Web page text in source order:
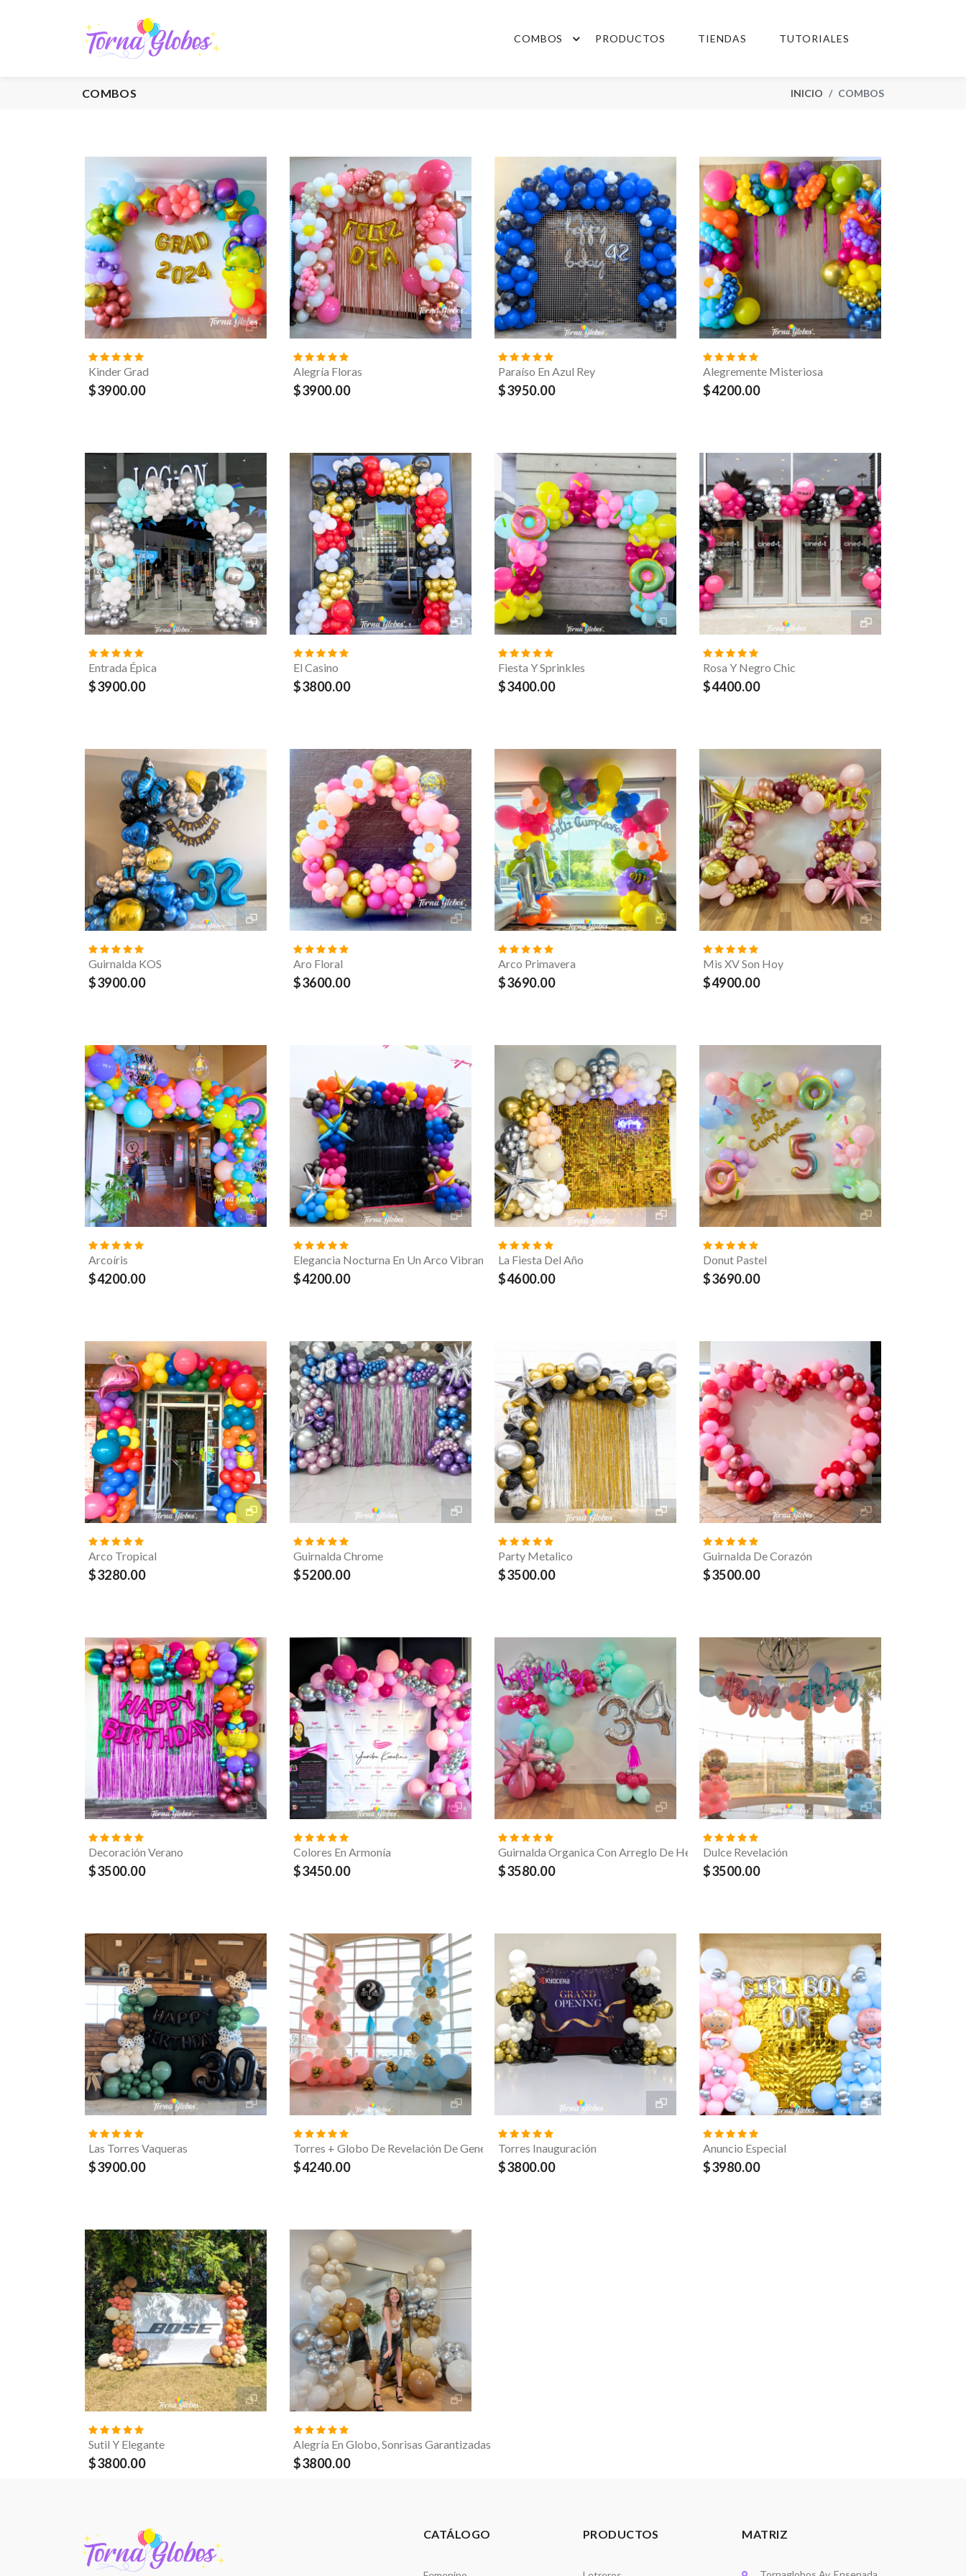
COMBOS PRODUCTOS TIENDAS TUTORIALES
COMBOS INICIO COMBOS
Kinder Grad
$3900.00
Alegría Floras
$3900.00
Paraíso En Azul Rey
$3950.00
Alegremente Misteriosa
$4200.00
Entrada Épica
$3900.00
El Casino
$3800.00
Fiesta Y Sprinkles
$3400.00
Rosa Y Negro Chic
$4400.00
Guirnalda KOS
$3900.00
Aro Floral
$3600.00
Arco Primavera
$3690.00
Mis XV Son Hoy
$4900.00
Arcoíris
$4200.00
Elegancia Nocturna En Un Arco Vibrante
$4200.00
La Fiesta Del Año
$4600.00
Donut Pastel
$3690.00
Arco Tropical
$3280.00
Guirnalda Chrome
$5200.00
Party Metalico
$3500.00
Guirnalda De Corazón
$3500.00
Decoración Verano
$3500.00
Colores En Armonía
$3450.00
Guirnalda Organica Con Arreglo De Helio
$3580.00
Dulce Revelación
$3500.00
Las Torres Vaqueras
$3900.00
Torres + Globo De Revelación De Genero
$4240.00
Torres Inauguración
$3800.00
Anuncio Especial
$3980.00
Sutil Y Elegante
$3800.00
Alegría En Globo, Sonrisas Garantizadas
$3800.00
CATÁLOGO PRODUCTOS MATRIZ